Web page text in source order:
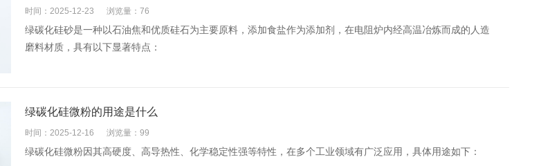
时间：2025-12-23 浏览量：76
绿碳化硅砂是一种以石油焦和优质硅石为主要原料，添加食盐作为添加剂，在电阻炉内经高温冶炼而成的人造
磨料材质，具有以下显著特点：
绿碳化硅微粉的用途是什么
时间：2025-12-16 浏览量：99
绿碳化硅微粉因其高硬度、高导热性、化学稳定性强等特性，在多个工业领域有广泛应用，具体用途如下：